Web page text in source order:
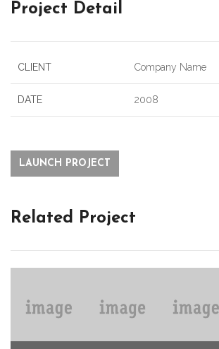
Project Detail
CLIENT Company Name
DATE 2008
LAUNCH PROJECT
Related Project